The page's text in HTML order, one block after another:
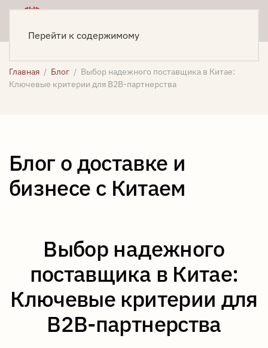
Перейти к содержимому
Главная Блог
Выбор надежного поставщика в Китае:
Ключевые критерии для B2B-партнерства
Блог о доставке и
бизнесе с Китаем
Выбор надежного
поставщика в Китае:
Ключевые критерии для
B2B-партнерства